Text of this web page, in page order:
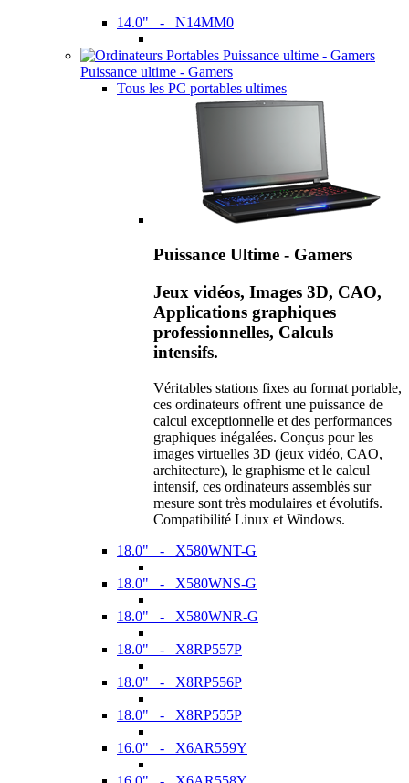
14.0" - N14MM0
Puissance ultime - Gamers
Tous les PC portables ultimes
Puissance Ultime - Gamers
Jeux vidéos, Images 3D, CAO,
Applications graphiques
professionnelles, Calculs
intensifs.
Véritables stations fixes au format portable,
ces ordinateurs offrent une puissance de
calcul exceptionnelle et des performances
graphiques inégalées. Conçus pour les
images virtuelles 3D (jeux vidéo, CAO,
architecture), le graphisme et le calcul
intensif, ces ordinateurs assemblés sur
mesure sont très modulaires et évolutifs.
Compatibilité Linux et Windows.
18.0" - X580WNT-G
18.0" - X580WNS-G
18.0" - X580WNR-G
18.0" - X8RP557P
18.0" - X8RP556P
18.0" - X8RP555P
16.0" - X6AR559Y